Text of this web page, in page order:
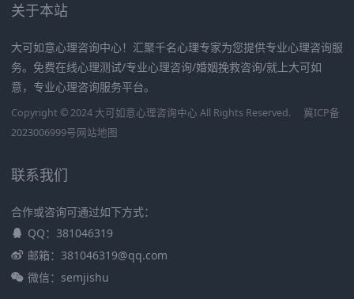
关于本站
大可如意心理咨询中心！汇聚千名心理专家为您提供专业心理咨询服
务。免费在线心理测试/专业心理咨询/婚姻挽救咨询/就上大可如
意，专业心理咨询服务平台。
Copyright © 2024 大可如意心理咨询中心 All Rights Reserved.
冀ICP备
2023006999号网站地图
联系我们
合作或咨询可通过如下方式：
QQ：381046319
邮箱：381046319@qq.com
微信：semjishu